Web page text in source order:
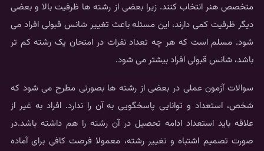
متخصص هنر انتخاب کنند. زیرا بعضی از رشته ها ظرفیت بالا و بعضی
دیگر ظرفیت کمی دارند، این مسئله باعث تغییر شانس قبولی افراد می
شود. مسلم است که هر چه تعداد نفرات در امتحان یک رشته کم تر
باشد، شانس قبولی افراد بیشتر می شود.
سوالات آزمون عملی در بعضی از رشته ها بصورتی مطرح می شود که
شخص، استعداد و توانایی پاسخگویی به آن را ندارد. افراد به غیر از
علاقه باید استعداد ادامه تحصیل در آن رشته را هم داشته باشد.در
صورت تصمیم اشتباه و تغییر رشته، معمولا فرصت کافی برای آماده